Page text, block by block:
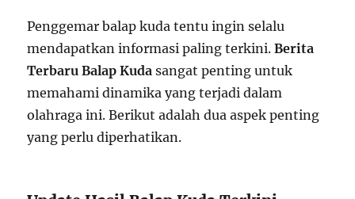
Penggemar balap kuda tentu ingin selalu
mendapatkan informasi paling terkini.Berita
Terbaru Balap Kuda sangat penting untuk
memahami dinamika yang terjadi dalam
olahraga ini. Berikut adalah dua aspek penting
yang perlu diperhatikan.